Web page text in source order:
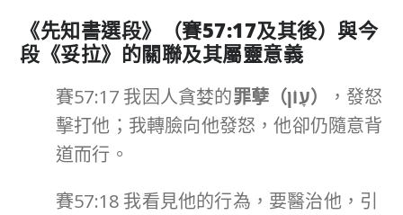
《先知書選段》（賽57:17及其後）與今
段《妥拉》的關聯及其屬靈意義
賽57:17 我因人貪婪的罪孽（עָוֹן）
，發怒
擊打他；我轉臉向他發怒，他卻仍隨意背
道而行。
賽57:18 我看見他的行為，要醫治他，引